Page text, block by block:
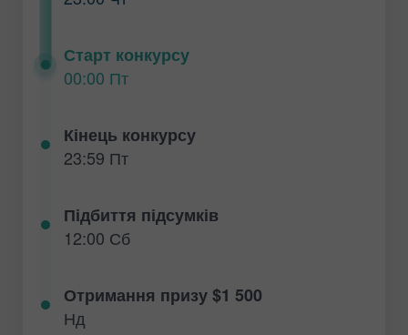
Старт конкурсу
00:00 Пт
Кінець конкурсу
23:59 Пт
Підбиття підсумків
12:00 Сб
Отримання призу $1 500
Нд